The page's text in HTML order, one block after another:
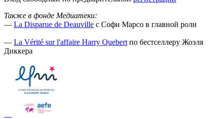
Также в фонде Медиатеки:
— La Disparue de Deauville с Софи Марсо в главной роли
— La Vérité sur l'affaire Harry Quebert по бестселлеру Жоэля
Диккера